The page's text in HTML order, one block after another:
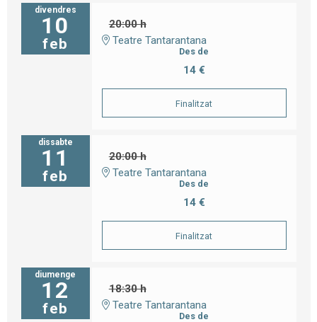
divendres
10
feb
20:00 h
Teatre Tantarantana
Des de
14 €
Finalitzat
dissabte
11
feb
20:00 h
Teatre Tantarantana
Des de
14 €
Finalitzat
diumenge
12
feb
18:30 h
Teatre Tantarantana
Des de